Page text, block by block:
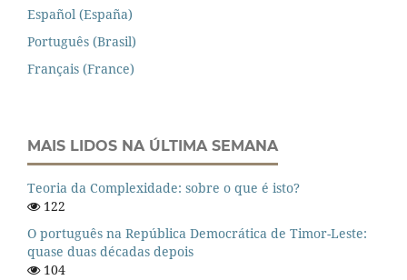
Español (España)
Português (Brasil)
Français (France)
MAIS LIDOS NA ÚLTIMA SEMANA
Teoria da Complexidade: sobre o que é isto?
122
O português na República Democrática de Timor-Leste:
quase duas décadas depois
104